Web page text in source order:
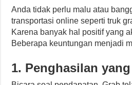
Anda tidak perlu malu atau
transportasi online seperti truk
Karena banyak hal positif yang
Beberapa keuntungan menjadi
1. Penghasilan